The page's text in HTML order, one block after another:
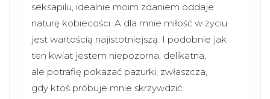
seksapilu, idealnie moim zdaniem oddaje
naturę kobiecości. A dla mnie miłość w życiu
jest wartością najistotniejszą. I podobnie jak
ten kwiat jestem niepozorna, delikatna,
ale potrafię pokazać pazurki, zwłaszcza,
gdy ktoś próbuje mnie skrzywdzić.